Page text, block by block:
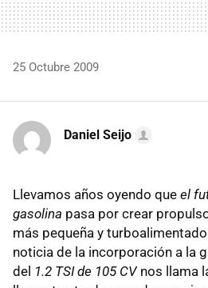
25 Octubre 2009
Daniel Seijo
Llevamos años oyendo que el
gasolina pasa por crear
más pequeña y
noticia de la incorporación a la
del 1.2 TSI de 105 CVnos llama